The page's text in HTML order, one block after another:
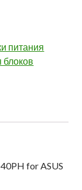
питания
блоков
for ASUS